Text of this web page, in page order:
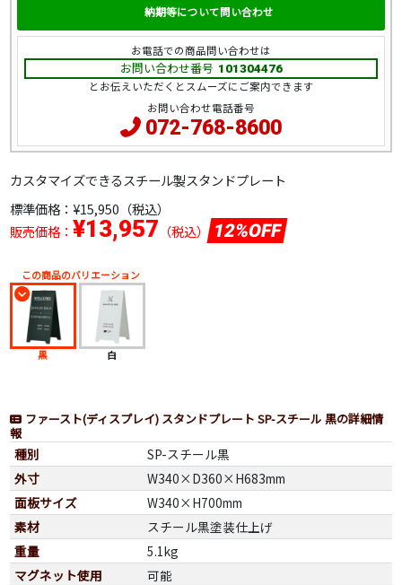
カスタマイズできるスチール製スタンドプレート
標準価格： ¥15,950（税込）
販売価格： ¥13,957 （税込） 12%OFF
この商品のバリエーション
黒 白
ファースト(ディスプレイ) スタンドプレート SP-スチール 黒の詳細情
報
種別
SP-スチール黒
外寸
W340×D360×H683mm
面板サイズ
W340×H700mm
素材
スチール黒塗装仕上げ
重量
5.1kg
マグネット使用
可能
納期等について問い合わせ
お電話での商品問い合わせは
お問い合わせ番号 101304476
とお伝えいただくとスムーズにご案内できます
お問い合わせ電話番号
072-768-8600